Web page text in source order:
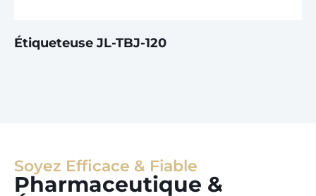
Étiqueteuse JL-TBJ-120
Soyez Efficace & Fiable
Pharmaceutique &